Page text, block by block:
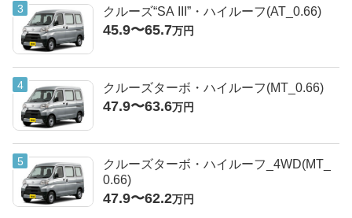
クルーズ“SA III”・ハイルーフ(AT_0.66)
45.9〜65.7万円
クルーズターボ・ハイルーフ(MT_0.66)
47.9〜63.6万円
クルーズターボ・ハイルーフ_4WD(MT_
0.66)
47.9〜62.2万円